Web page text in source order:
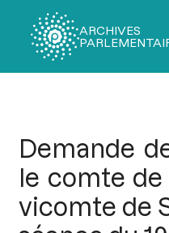
ARCHIVES
Demande
le comte
vicomte de